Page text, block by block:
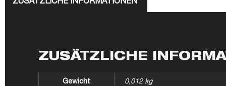
ZUSÄTZLICHE INFORMATIONEN
ZUSÄTZLICHE
Gewicht 0,012 kg